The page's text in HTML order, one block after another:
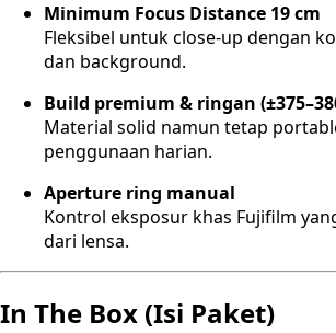
Minimum Focus Distance 19 cm
Fleksibel untuk close-up dengan
dan background.
Build premium & ringan
Material solid namun tetap
penggunaan harian.
Aperture ring manual
Kontrol eksposur khas Fujifilm
dari lensa.
In The Box (Isi Paket)